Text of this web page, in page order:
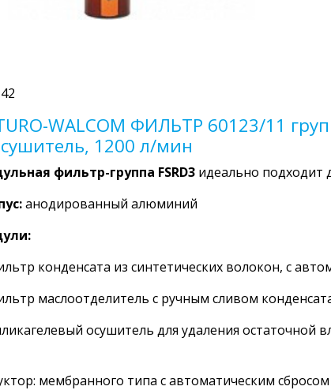
WALCOM ФИЛЬТР 60123/11
1200 л/мин
фильтр-группа FSRD3 идеально подходит
анодированный алюминий
конденсата из синтетических волокон, с
маслоотделитель с ручным сливом
осушитель для удаления остаточной
мембранного типа с автоматическим